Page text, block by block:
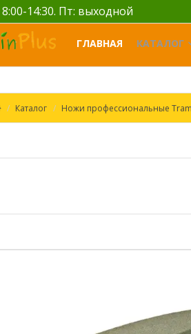
14:30. Пт: выходной
ГЛАВНАЯ КАТАЛОГ
Каталог Ножи профессиональные